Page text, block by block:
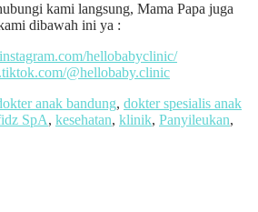
kami langsung, Mama Papa juga
dibawah ini ya :
hellobabyclinic/
@hellobaby.clinic
anak bandung, dokter spesialis anak
SpA, kesehatan, klinik, Panyileukan,